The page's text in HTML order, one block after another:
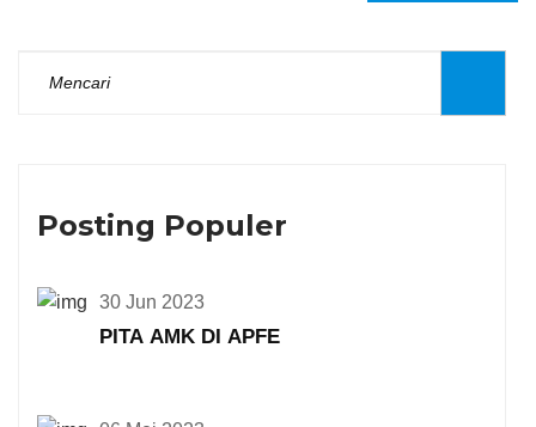
Posting Populer
30 Jun 2023
PITA AMK DI APFE